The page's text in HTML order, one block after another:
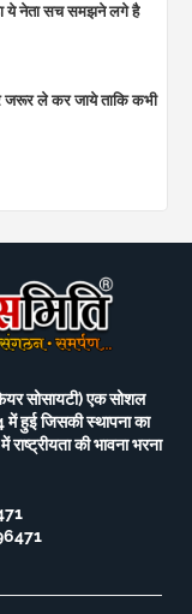
ये नेता सच समझने लगे है
जरूर ले कर जाये ताकि कभी
सोसायटी) एक सोशल
हुई जिसकी स्थापना का
की भावना भरना